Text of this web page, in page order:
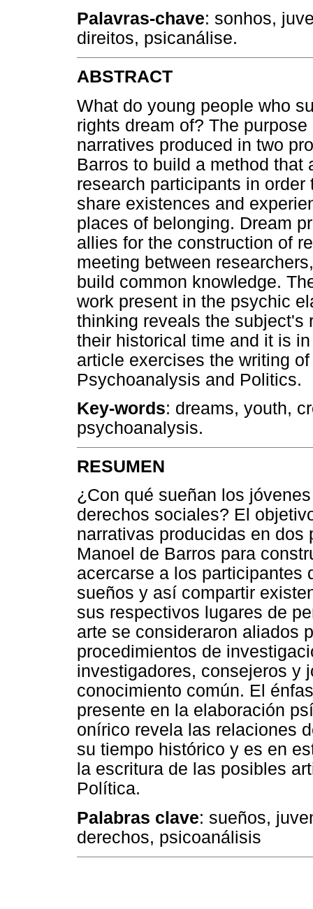
Palavras-chave: sonhos,
direitos, psicanálise.
ABSTRACT
What do young people who
rights dream of? The
narratives produced in two
Barros to build a method
research participants in
share existences and
places of belonging. Dream
allies for the construction of
meeting between
build common knowledge.
work present in the psychic
thinking reveals the subject's
their historical time and it is
article exercises the writing
Psychoanalysis and Politics.
Key-words: dreams, youth,
psychoanalysis.
RESUMEN
¿Con qué sueñan los
derechos sociales? El
narrativas producidas en dos
Manoel de Barros para
acercarse a los participantes
sueños y así compartir
sus respectivos lugares de
arte se consideraron aliados
procedimientos de
investigadores, consejeros y
conocimiento común. El
presente en la elaboración
onírico revela las relaciones
su tiempo histórico y es en
la escritura de las posibles
Política.
Palabras clave: sueños,
derechos, psicoanálisis